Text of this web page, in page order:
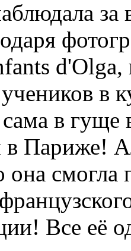
в
в гуще
в Париже!
она
Все её